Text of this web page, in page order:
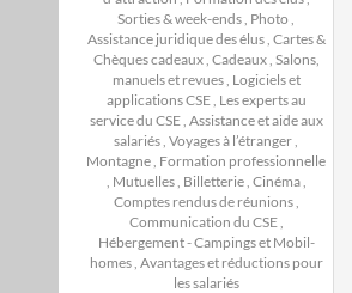
Sorties & week-ends Photo
Assistance juridique des élus, Cartes &
Chèques cadeaux, Cadeaux, Salons,
manuels et revues, Logiciels et
applications CSE, Les experts au
service du CSE, Assistance et aide aux
salariés Voyages à l’étranger
Montagne Formation professionnelle
Mutuelles, Billetterie, Cinéma,
Comptes rendus de réunions,
Communication du CSE,
Hébergement - Campings et Mobil-
homes, Avantages et réductions pour
les salariés